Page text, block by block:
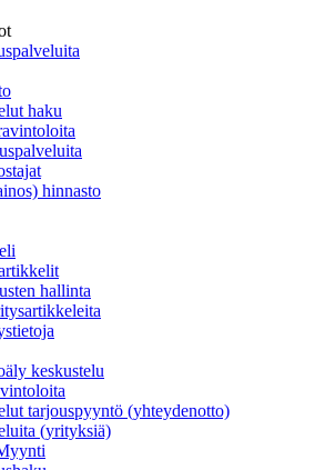
haku
hinnasto
hallinta
keskustelu
tarjouspyyntö (yhteydenotto)
(yrityksiä)